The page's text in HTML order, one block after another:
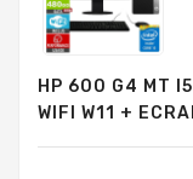
RAM
Durs
Composants
HP 600 G4 MT
WIFI W11 +